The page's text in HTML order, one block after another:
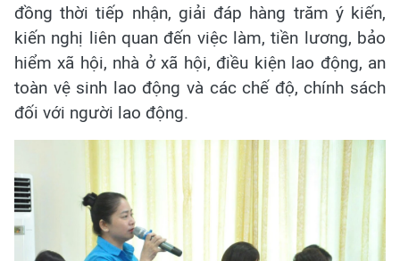
đồng thời tiếp nhận, giải đáp hàng trăm ý kiến,
kiến nghị liên quan đến việc làm, tiền lương, bảo
hiểm xã hội, nhà ở xã hội, điều kiện lao động, an
toàn vệ sinh lao động và các chế độ, chính sách
đối với người lao động.